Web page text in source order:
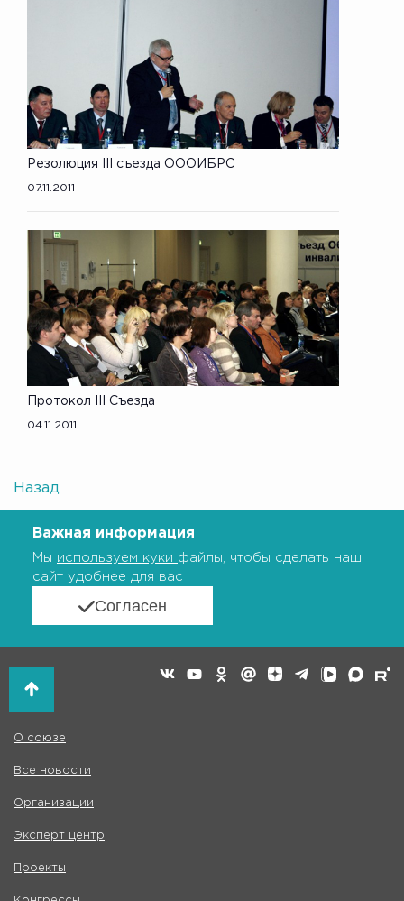
Резолюция III съезда ОООИБРС
07.11.2011
Протокол III Съезда
04.11.2011
Назад
Важная информация
Мы используем куки файлы, чтобы сделать наш
сайт удобнее для вас
Согласен
О союзе
Все новости
Организации
Эксперт центр
Проекты